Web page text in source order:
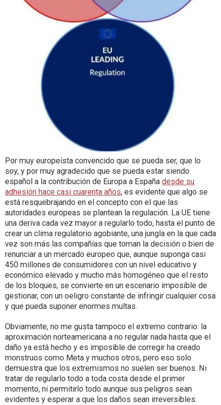
Por muy europeísta convencido que se pueda ser, que lo
soy, y por muy agradecido que se pueda estar siendo
español a la contribución de Europa a España desde su
adhesión hace casi cuarenta años, es evidente que algo se
está resquebrajando en el concepto con el que las
autoridades europeas se plantean la regulación. La UE tiene
una deriva cada vez mayor a regularlo todo, hasta el punto de
crear un clima regulatorio agobiante, una jungla en la que cada
vez son más las compañías que toman la decisión o bien de
renunciar a un mercado europeo que, aunque suponga casi
450 millones de consumidores con un nivel educativo y
económico elevado y mucho más homogéneo que el resto
de los bloques, se convierte en un escenario imposible de
gestionar, con un oeligro constante de infringir cualquier cosa
y que pueda suponer enormes multas.
Obviamente, no me gusta tampoco el extremo contrario: la
aproximación norteamericana a no regular nada hasta que el
daño ya está hecho y es imposible de corregir ha creado
monstruos como Meta y muchos otros, pero eso solo
demuestra que los extremismos no suelen ser buenos. Ni
tratar de regularlo todo a toda costa desde el primer
momento, ni permitirlo todo aunque sus peligros sean
evidentes y esperar a que los daños sean irreversibles.